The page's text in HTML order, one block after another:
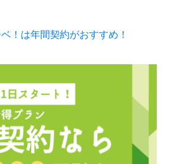
！は年間契約がおすすめ！